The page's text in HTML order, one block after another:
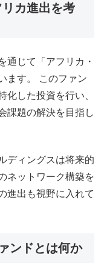
カ進出を考
じて「アフリカ・
ます。 このファン
化した投資を行い、
課題の解決を目指し
ディングスは将来的
ネットワーク構築を
進出も視野に入れて
ンドとは何か